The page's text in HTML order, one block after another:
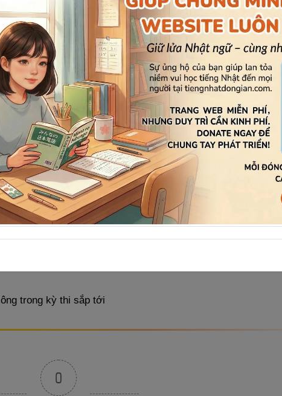
trong kỳ thi sắp tới
0